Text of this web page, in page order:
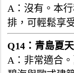
A：沒有。本
排，可輕鬆享
Q14：青島夏
A：非常適合